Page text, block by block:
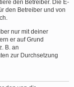
den Betreiber. Die E-
den Betreiber und von
nur mit deiner
er auf Grund
B. an
zur Durchsetzung